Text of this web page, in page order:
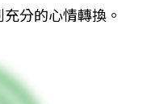
分的心情轉換。